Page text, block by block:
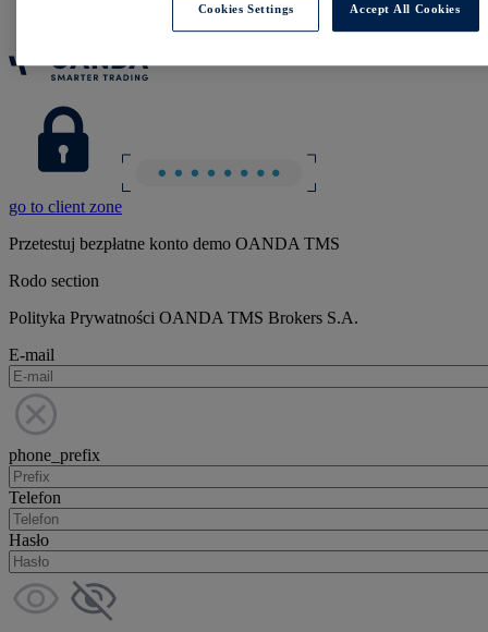
go to client zone
Przetestuj bezpłatne konto demo OANDA TMS
Rodo section
Polityka Prywatności OANDA TMS Brokers S.A.
E-mail
phone_prefix
Telefon
Hasło
Cookies Settings Accept All Cookies